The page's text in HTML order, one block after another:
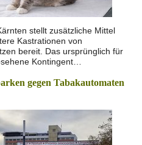
stellt zusätzliche Mittel
Kastrationen von
bereit. Das ursprünglich für
Kontingent…
gegen Tabakautomaten